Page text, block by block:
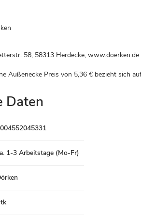
58, 58313 Herdecke, www.doerken.de
Außenecke Preis von 5,36 € bezieht sich
Daten
1-3 Arbeitstage (Mo-Fr)